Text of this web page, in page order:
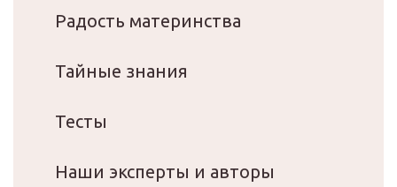
Радость материнства
Тайные знания
Тесты
Наши эксперты и авторы